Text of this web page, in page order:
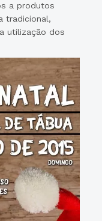
a produtos
tradicional,
utilização dos